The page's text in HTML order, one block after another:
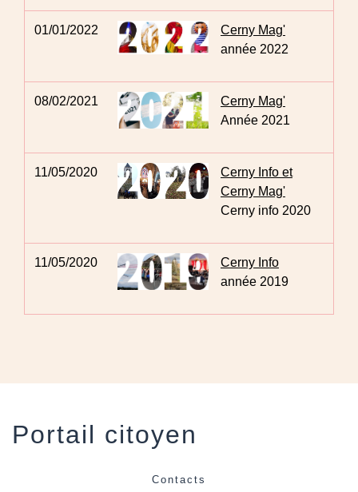
01/01/2022
Cerny Mag'
année 2022
08/02/2021
Cerny Mag'
Année 2021
11/05/2020
Cerny Info et
Cerny Mag'
Cerny info 2020
11/05/2020
Cerny Info
année 2019
Portail citoyen
Contacts